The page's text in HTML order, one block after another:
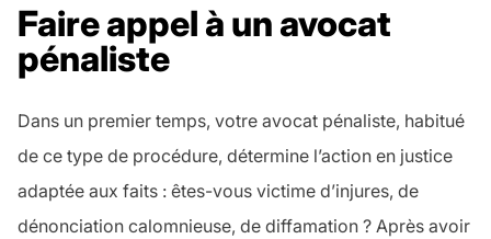
Faire appel à un avocat
pénaliste
Dans un premier temps, votre avocat pénaliste, habitué
de ce type de procédure, détermine l’action en justice
adaptée aux faits : êtes-vous victime d’injures, de
dénonciation calomnieuse, de diffamation ? Après avoir